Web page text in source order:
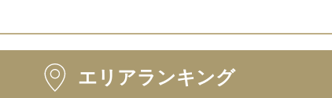
エリアランキング